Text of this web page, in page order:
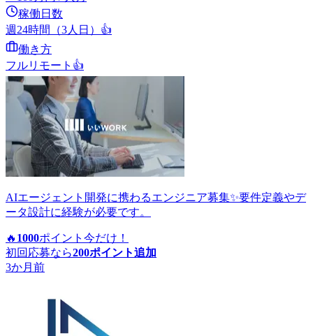
稼働日数
週24時間（3人日） 👍
働き方
フルリモート 👍
AIエージェント開発に携わるエンジニア募集✨要件定義やデ
ータ設計に経験が必要です。
🔥 1000ポイント 今だけ！
初回応募なら200ポイント追加
3か月前